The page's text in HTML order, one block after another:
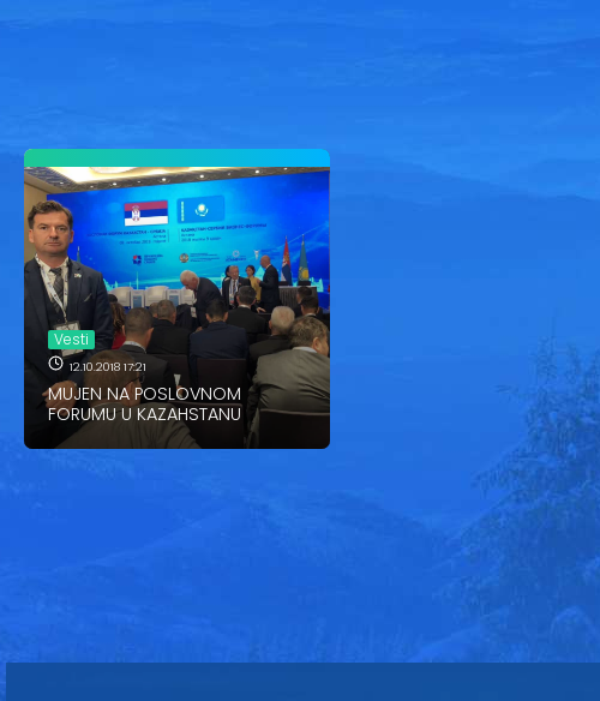
Vesti
12.10.2018 17:21
MUJEN NA POSLOVNOM
FORUMU U KAZAHSTANU